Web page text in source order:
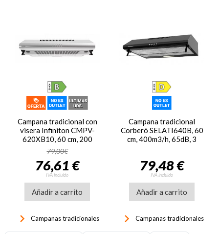
Campana tradicional con
visera Infiniton CMPV-
620XB10, 60 cm, 200
m3/h, 62dB, 3 niveles,
clase B, luz LED, inox
antihuellas
79,00€
76,61 €
IVA incluido
Añadir a carrito
keyboard_arrow_right Campanas tradicionales
Campana tradicional
Corberó SELATI640B, 60
cm, 400m3/h, 65dB, 3
79,48 €
IVA incluido
Añadir a carrito
keyboard_arrow_right Campanas tradicionales